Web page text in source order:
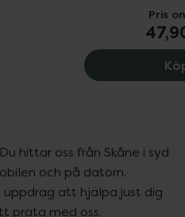
Pris
hittar oss från Skåne i syd
och på datorn.
att hjälpa just dig
prata med oss.